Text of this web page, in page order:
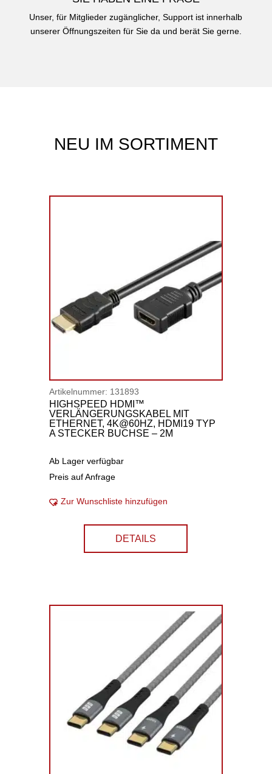
Unser, für Mitglieder zugänglicher, Support ist innerhalb
unserer Öffnungszeiten für Sie da und berät Sie gerne.
NEU IM SORTIMENT
Artikelnummer: 131893
HIGHSPEED HDMI™
VERLÄNGERUNGSKABEL MIT
ETHERNET, 4K@60HZ, HDMI19 TYP
A STECKER BUCHSE – 2M
Ab Lager verfügbar
Preis auf Anfrage
Zur Wunschliste hinzufügen
DETAILS